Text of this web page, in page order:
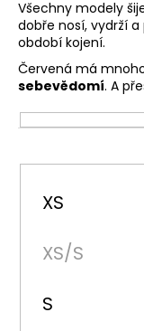
Všechny modely
dobře nosí, vydrží
období kojení.
Červená má
sebevědomí. A
XS
XS/S
S
t
?